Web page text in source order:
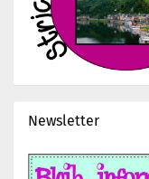
Newsletter